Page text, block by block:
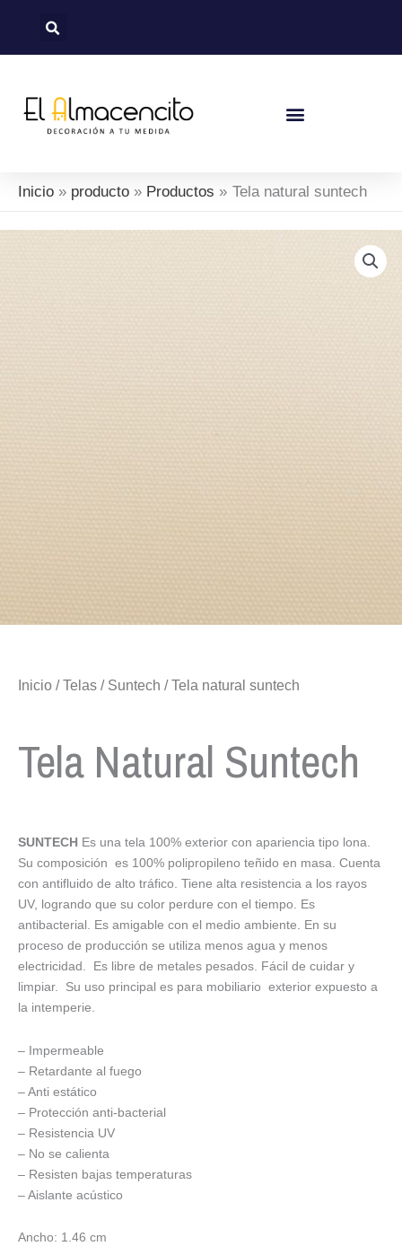
Inicio producto Productos Tela natural suntech
Inicio /Telas / Suntech / Tela natural suntech
Tela Natural Suntech
SUNTECH Es una tela 100% exterior con apariencia tipo lona.
Su composición es 100% polipropileno teñido en masa. Cuenta
con antifluido de alto tráfico. Tiene alta resistencia a los rayos
UV, logrando que su color perdure con el tiempo. Es
antibacterial. Es amigable con el medio ambiente. En su
proceso de producción se utiliza menos agua y menos
electricidad. Es libre de metales pesados. Fácil de cuidar y
limpiar. Su uso principal es para mobiliario exterior expuesto a
la intemperie.
– Impermeable
– Retardante al fuego
– Anti estático
– Protección anti-bacterial
– Resistencia UV
– No se calienta
– Resisten bajas temperaturas
– Aislante acústico
Ancho: 1.46 cm